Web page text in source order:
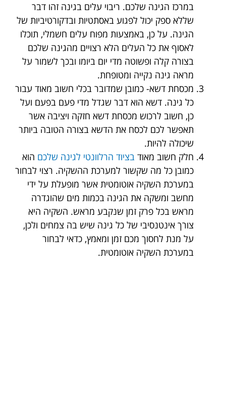
במרכז הגינה שלכם. ריבוי עלים בגינה זהו דבר
שללא ספק יכול לפגוע באסתטיות ובדקורטיביות של
הגינה. על כן, באמצעות מפוח עלים חשמלי, תוכלו
לאסוף את כל העלים הלא רצויים מהגינה שלכם
בצורה קלה ופשוטה מדי יום ביומו ובכך לשמור על
מראה גינה נקייה ומטופחת.
מכסחת דשא- כמובן שמדובר בכלי חשוב מאוד עבור
כל גינה. דשא הוא דבר שגדל מדי פעם בפעם ועל
כן, חשוב לרכוש מכסחת דשא חזקה ויציבה אשר
תאפשר לכם לכסח את הדשא בצורה הטובה ביותר
שיכולה להיות.
חלק חשוב מאוד בציוד הרלוונטי לגינה שלכם הוא
כמובן כל מה שקשור למערכת ההשקיה. רצוי לבחור
במערכת השקיה אוטומטית אשר מופעלת על ידי
מחשב ומשקה את הגינה בכמות מים שהוגדרה
מראש בכל פרק זמן שנקבע מראש. השקיה היא
צורך אינטנסיבי של כל גינה שיש בה צמחים ולכן,
על מנת לחסוך מכם זמן ומאמץ, כדאי לבחור
במערכת השקיה אוטומטית.